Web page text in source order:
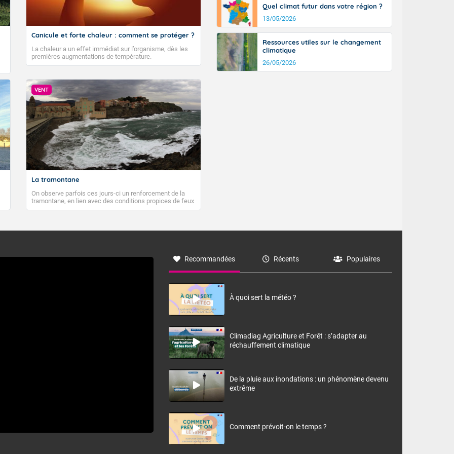
Canicule et forte chaleur : comment se protéger ?
La chaleur a un effet immédiat sur l’organisme, dès les
premières augmentations de température.
VENT
La tramontane
On observe parfois ces jours-ci un renforcement de la
tramontane, en lien avec des conditions propices de feux
de forêt. Mais qu'est-ce que la tramontane ? Quelles sont
à nord-ouest, dans un secteur qui part du Roussillon à la
monts, en allusion aux régions montagneuses d’où
Quel climat futur dans votre région ?
13/05/2026
Ressources utiles sur le changement
climatique
26/05/2026
Recommandées Récents Populaires
À quoi sert la météo ?
Climadiag Agriculture et Forêt : s’adapter au
réchauffement climatique
De la pluie aux inondations : un phénomène devenu
extrême
Comment prévoit-on le temps ?